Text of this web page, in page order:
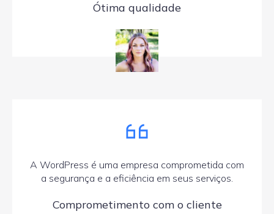
Ótima qualidade
A WordPress é uma empresa comprometida com
a segurança e a eficiência em seus serviços.
Comprometimento com o cliente